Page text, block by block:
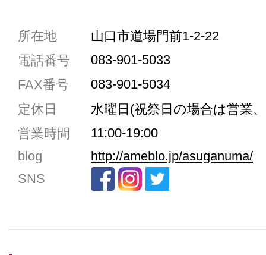
共通駐車券加盟店
共用トイレ
女性用トイレ
ベビールーム
禁煙
予約可
所在地
山口市道場門前1-2-22
電話番号
083-901-5033
FAX番号
083-901-5034
定休日
水曜日(祝祭日の場合は営業
営業時間
11:00-19:00
blog
http://ameblo.jp/asuganuma/
SNS